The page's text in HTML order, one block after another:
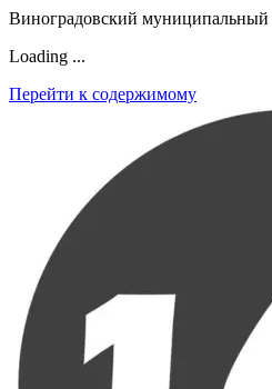
Виноградовский муниципальный
Loading ...
Перейти к содержимому